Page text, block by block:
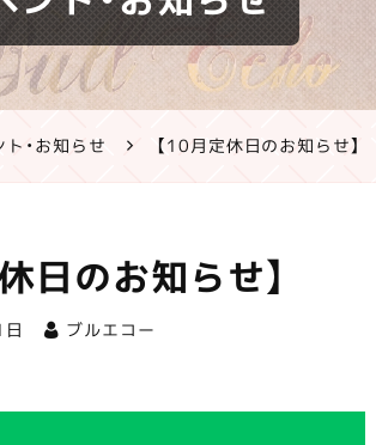
本のカラオ
ケ ブルエコ
ー公式サイ
ト | 霧島市・
屋市、八代
市で営業中
・お知らせ 【10月定休日のお知らせ】
日のお知らせ】
ブルエコー